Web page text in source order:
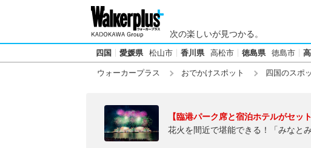
次の楽しいが見つかる。
四国 愛媛県 松山市 香川県 高松市 徳島県 徳島市
ウォーカープラス おでかけスポット 四国のスポ
【臨港パーク席と宿泊ホテルがセット
花火を間近で堪能できる！「みなと